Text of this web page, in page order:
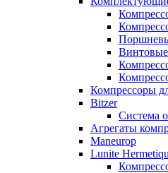
Компрессоры
Bitzer
Система
Агрегаты
Maneurop
Lunite